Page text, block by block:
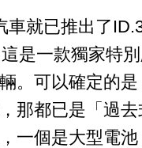
車就已推出了
是一款獨家特
。可以確定的
那都已是「過
一個是大型電